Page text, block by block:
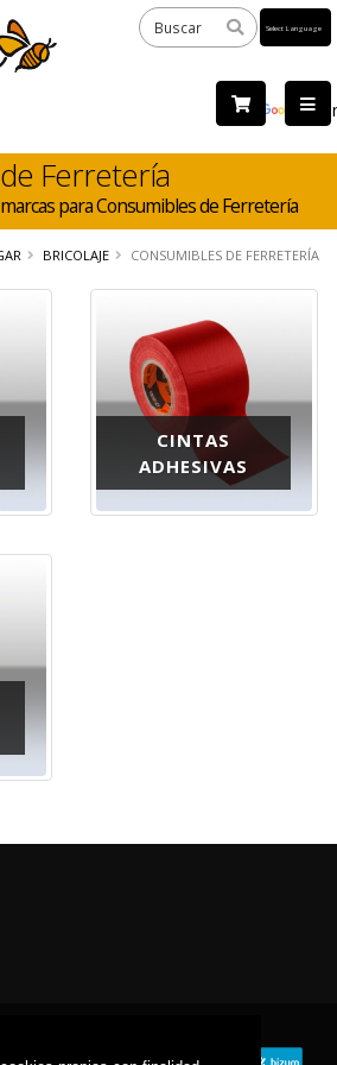
by
Ferretería
para Consumibles de Ferretería
BRICOLAJE CONSUMIBLES DE FERRETERÍA
CINTAS
ADHESIVAS